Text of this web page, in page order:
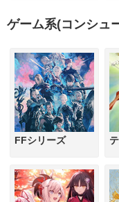
ゲーム系(コンシュ
FFシリーズ